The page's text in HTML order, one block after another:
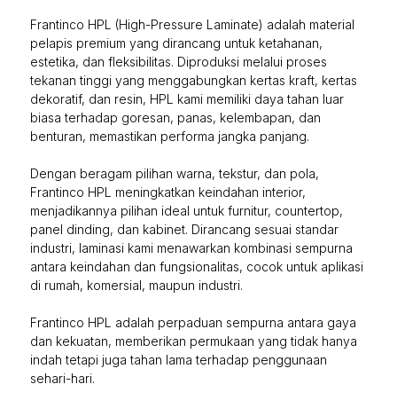
Frantinco HPL (High-Pressure Laminate) adalah material
pelapis premium yang dirancang untuk ketahanan,
estetika, dan fleksibilitas. Diproduksi melalui proses
tekanan tinggi yang menggabungkan kertas kraft, kertas
dekoratif, dan resin, HPL kami memiliki daya tahan luar
biasa terhadap goresan, panas, kelembapan, dan
benturan, memastikan performa jangka panjang.
Dengan beragam pilihan warna, tekstur, dan pola,
Frantinco HPL meningkatkan keindahan interior,
menjadikannya pilihan ideal untuk furnitur, countertop,
panel dinding, dan kabinet. Dirancang sesuai standar
industri, laminasi kami menawarkan kombinasi sempurna
antara keindahan dan fungsionalitas, cocok untuk aplikasi
di rumah, komersial, maupun industri.
Frantinco HPL adalah perpaduan sempurna antara gaya
dan kekuatan, memberikan permukaan yang tidak hanya
indah tetapi juga tahan lama terhadap penggunaan
sehari-hari.